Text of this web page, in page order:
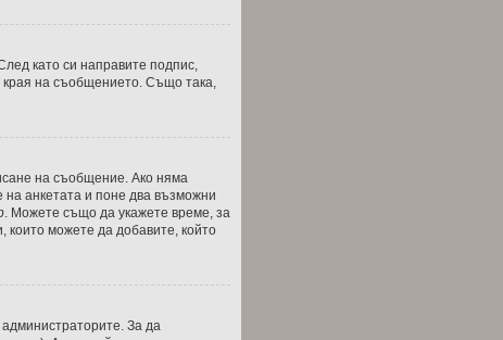
като си направите подпис,
края на съобщението. Също така,
на съобщение. Ако няма
анкетата и поне два възможни
. Можете също да укажете време, за
които можете да добавите, който
За да